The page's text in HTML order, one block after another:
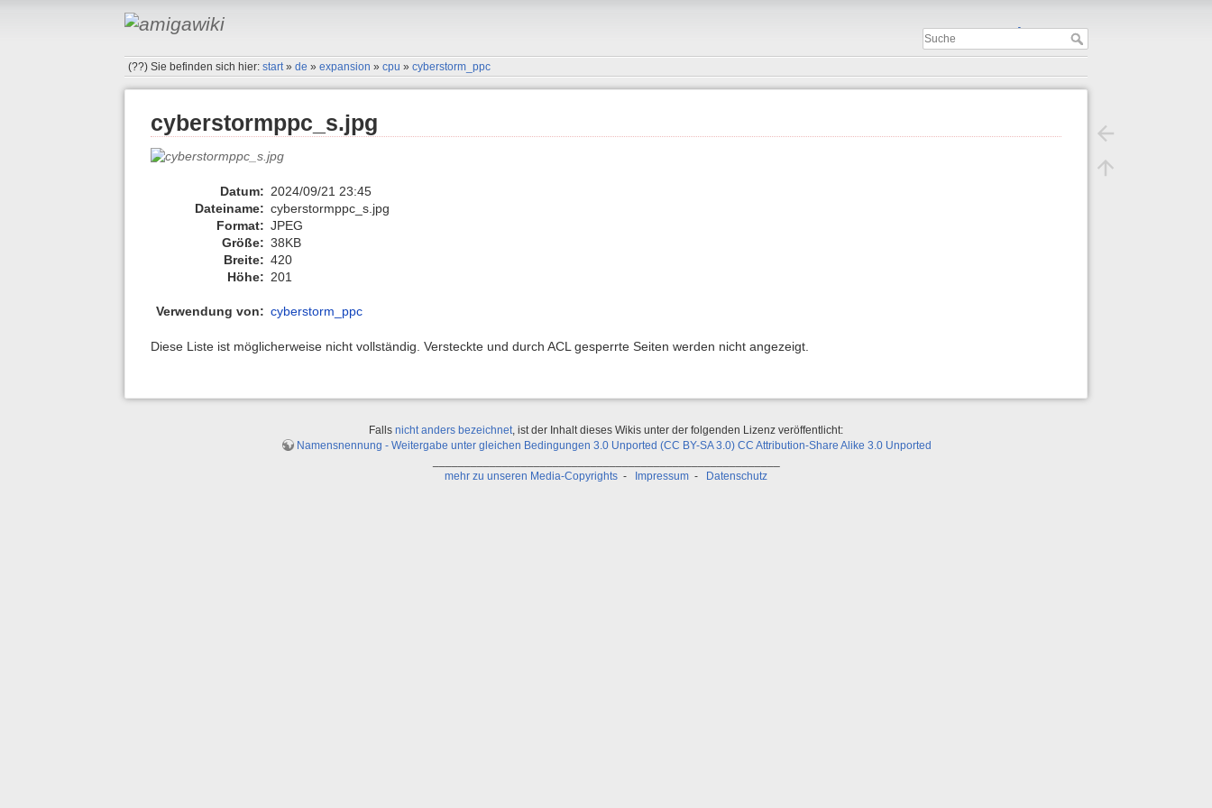
Important
(??)Sie befinden sich hier:start »de »expansion »cpu »cyberstorm_ppc
cyberstormppc_s.jpg
Datum: 2024/09/21 23:45
Dateiname: cyberstormppc_s.jpg
Format: JPEG
Größe: 38KB
Breite: 420
Höhe: 201
Verwendung von: cyberstorm_ppc
Diese Liste ist möglicherweise nicht vollständig. Versteckte und durch ACL gesperrte Seiten werden nicht angezeigt.
Falls nicht anders bezeichnet, ist der Inhalt dieses Wikis unter der folgenden Lizenz veröffentlicht:
Namensnennung - Weitergabe unter gleichen Bedingungen 3.0 Unported (CC BY-SA 3.0) CC Attribution-Share Alike 3.0 Unported
mehr zu unseren Media-Copyrights - Impressum - Datenschutz